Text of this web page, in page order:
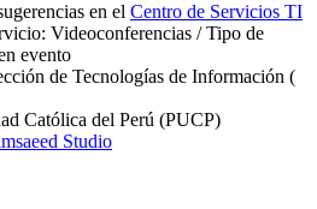
en el Centro de Servicios TI
Videoconferencias / Tipo de
evento
de Tecnologías de Información (
Católica del Perú (PUCP)
Studio